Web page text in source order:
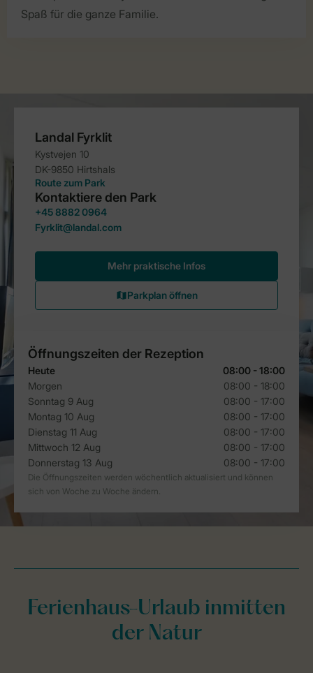
Spaß für die ganze Familie.
Ferienhaus-Urlaub inmitten
der Natur